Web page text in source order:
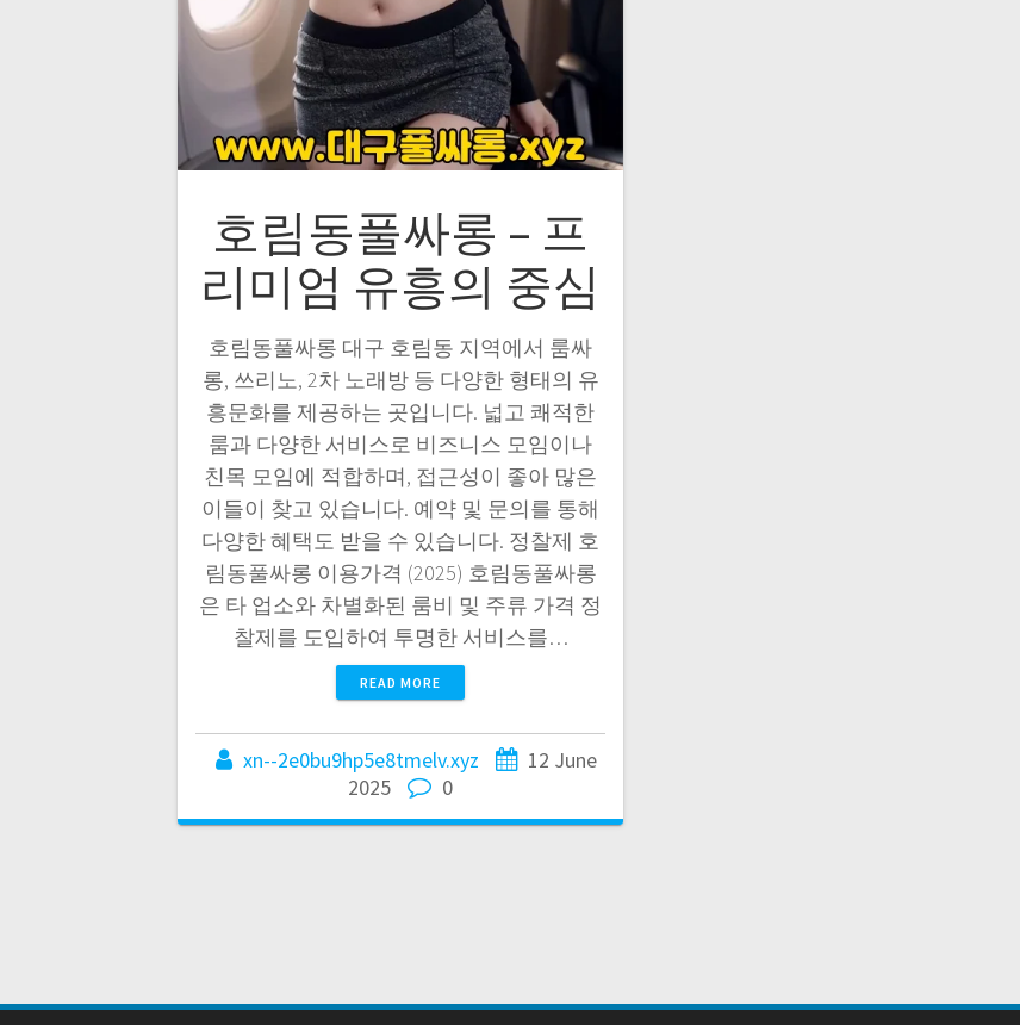
호림동풀싸롱 – 프
리미엄 유흥의 중심
호림동풀싸롱 대구 호림동 지역에서 룸싸
롱, 쓰리노, 2차 노래방 등 다양한 형태의 유
흥문화를 제공하는 곳입니다. 넓고 쾌적한
룸과 다양한 서비스로 비즈니스 모임이나
친목 모임에 적합하며, 접근성이 좋아 많은
이들이 찾고 있습니다. 예약 및 문의를 통해
다양한 혜택도 받을 수 있습니다. 정찰제 호
림동풀싸롱 이용가격 (2025) 호림동풀싸롱
은 타 업소와 차별화된 룸비 및 주류 가격 정
찰제를 도입하여 투명한 서비스를…
READ MORE
xn--2e0bu9hp5e8tmelv.xyz
12 June
2025
0